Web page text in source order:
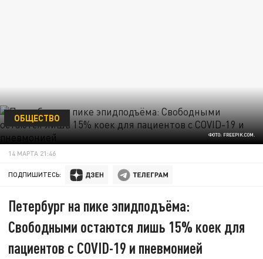
ФОТО: FREEPIK.COM.
ОБЩЕСТВО
14 МАРТА 21:46
ПОДПИШИТЕСЬ:
Петербург на пике эпидподъёма:
Свободными остаются лишь 15% коек для
пациентов с COVID-19 и пневмонией